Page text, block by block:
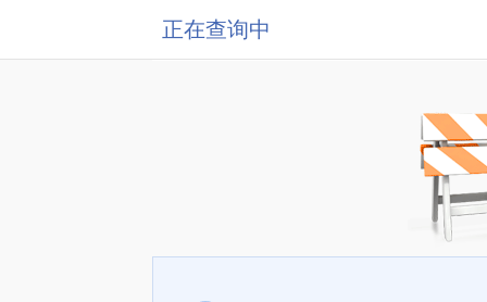
正在查询中